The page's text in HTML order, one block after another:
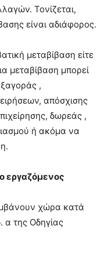
Τονίζεται,
είναι αδιάφορος.
μεταβίβαση είτε
μεταβίβαση μπορεί
,
απόσχισης
δωρεάς ,
ή ακόμα να
εργαζόμενος
χώρα κατά
της Οδηγίας